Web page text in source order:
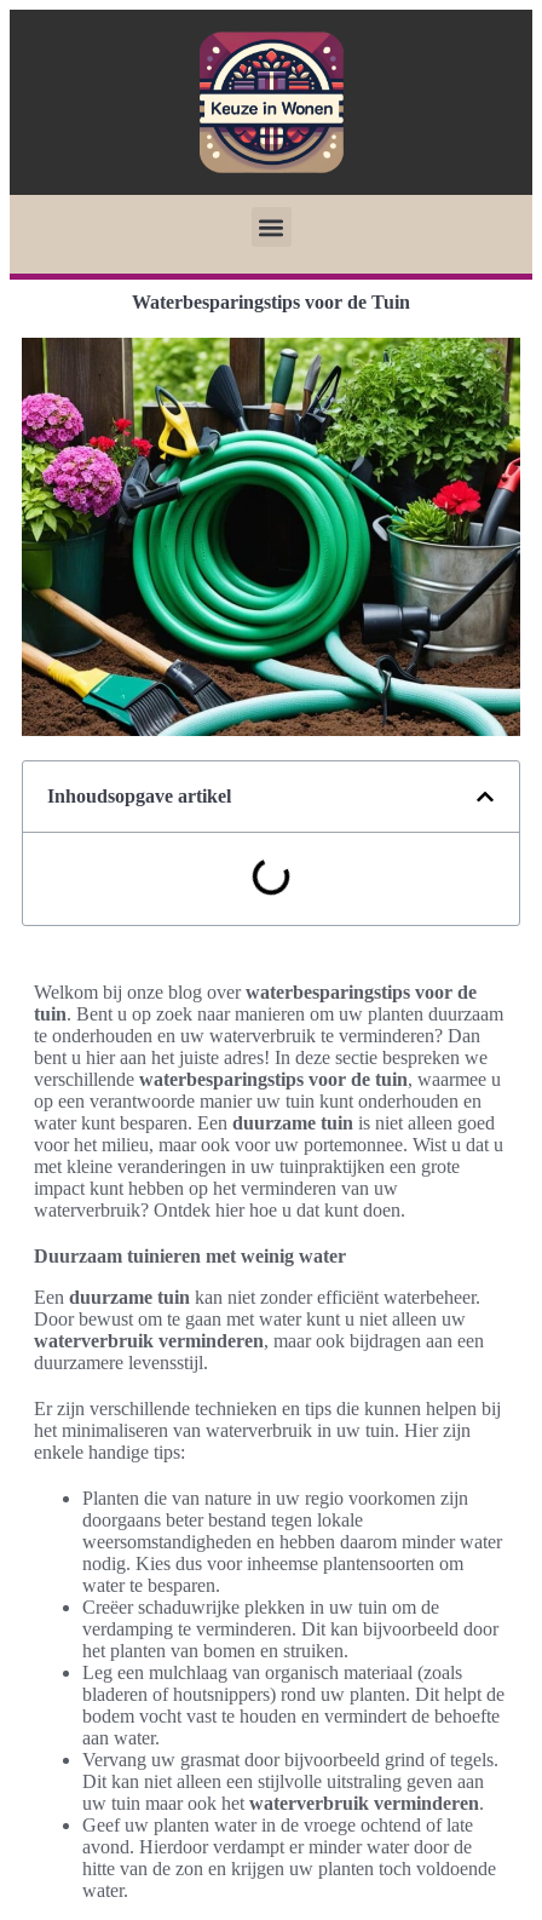
Waterbesparingstips voor de Tuin
Inhoudsopgave artikel
Welkom bij onze blog overwaterbesparingstips voor de
tuin. Bent u op zoek naar manieren om uw planten duurzaam
te onderhouden en uw waterverbruik te verminderen? Dan
bent u hier aan het juiste adres! In deze sectie bespreken we
verschillende waterbesparingstips voor de tuin, waarmee u
op een verantwoorde manier uw tuin kunt onderhouden en
water kunt besparen. Een duurzame tuin is niet alleen goed
voor het milieu, maar ook voor uw portemonnee. Wist u dat u
met kleine veranderingen in uw tuinpraktijken een grote
impact kunt hebben op het verminderen van uw
waterverbruik? Ontdek hier hoe u dat kunt doen.
Duurzaam tuinieren met weinig water
Een duurzame tuin kan niet zonder efficiënt waterbeheer.
Door bewust om te gaan met water kunt u niet alleen uw
waterverbruik verminderen, maar ook bijdragen aan een
duurzamere levensstijl.
Er zijn verschillende technieken en tips die kunnen helpen bij
het minimaliseren van waterverbruik in uw tuin. Hier zijn
enkele handige tips:
Planten die van nature in uw regio voorkomen zijn
doorgaans beter bestand tegen lokale
weersomstandigheden en hebben daarom minder water
nodig. Kies dus voor inheemse plantensoorten om
water te besparen.
Creëer schaduwrijke plekken in uw tuin om de
verdamping te verminderen. Dit kan bijvoorbeeld door
het planten van bomen en struiken.
Leg een mulchlaag van organisch materiaal (zoals
bladeren of houtsnippers) rond uw planten. Dit helpt de
bodem vocht vast te houden en vermindert de behoefte
aan water.
Vervang uw grasmat door bijvoorbeeld grind of tegels.
Dit kan niet alleen een stijlvolle uitstraling geven aan
uw tuin maar ook het waterverbruik verminderen.
Geef uw planten water in de vroege ochtend of late
avond. Hierdoor verdampt er minder water door de
hitte van de zon en krijgen uw planten toch voldoende
water.